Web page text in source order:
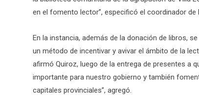
en el fomento lector”, especificó el coordinador de
En la instancia, además de la donación de libros,
un método de incentivar y avivar el ámbito de la
afirmó Quiroz, luego de la entrega de presentes a
importante para nuestro gobierno y también
capitales provinciales”, agregó.